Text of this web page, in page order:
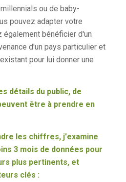
ou de baby-
pouvez adapter votre
également bénéficier d'un
d'un pays particulier et
pour lui donner une
détails du public, de
être à prendre en
les chiffres, j'examine
3 mois de données pour
plus pertinents, et
clés :